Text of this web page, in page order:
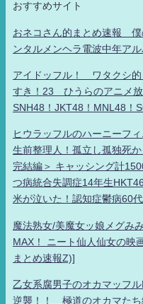
おすすめサイト
おネコさん的まとめ速報 僕
ンタルメンヘラ電波中年ア
アイドッフル！ ワタクシ
すき！23 ひうらのアニメ
SNH48！JKT48！MNL48！
ヒウラッフルのハーニーフ
生前整理人！孤立し孤独死
完結編＞ キャッシング計
つ病統合失調症14年生
米が泣いた！認知症鬱病60
魔法熟女/美魔女ッ娘メグみ
MAX！ ニート仙人仙女の映
まとめ速報Z)]
乙女系腐男子のオカマッフ
逆襲！！ 極道のオカマたち